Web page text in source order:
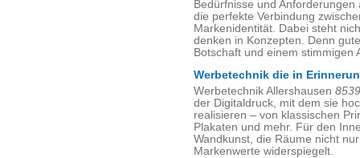
Bedürfnisse und
die perfekte Verbindung
Markenidentität. Dabei steht
denken in Konzepten. Denn
Botschaft und einem stimmigen
Werbetechnik die in
Werbetechnik Allershausen
der Digitaldruck, mit dem sie
realisieren – von klassischen
Plakaten und mehr. Für den
Wandkunst, die Räume nicht
Markenwerte widerspiegelt.